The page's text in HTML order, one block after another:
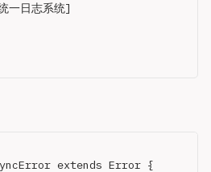
日志系统]
extends Error {